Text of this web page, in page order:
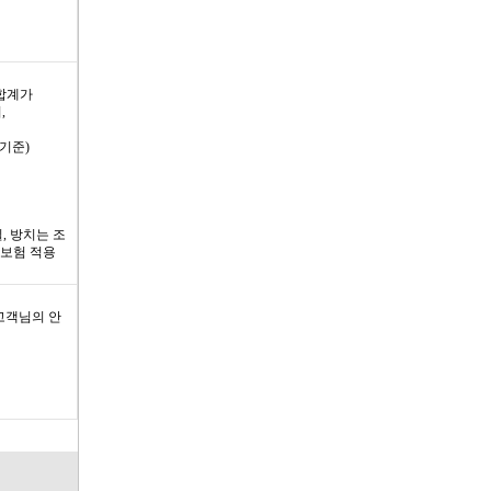
계가
준)
방치는 조
험 적용
객님의 안